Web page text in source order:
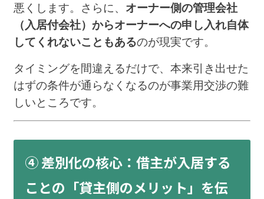
悪くします。さらに、 オーナー側の管理会社
（入居付会社）からオーナーへの申し入れ自体
してくれないこともあるのが現実です。
タイミングを間違えるだけで、本来引き出せた
はずの条件が通らなくなるのが事業用交渉の難
しいところです。
④ 差別化の核心：借主が入居する
ことの「貸主側のメリット」を伝